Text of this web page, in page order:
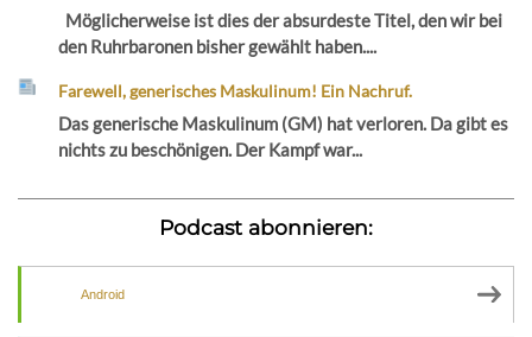
Möglicherweise ist dies der absurdeste Titel, den wir bei
den Ruhrbaronen bisher gewählt haben....
Farewell, generisches Maskulinum! Ein Nachruf.
Das generische Maskulinum (GM) hat verloren. Da gibt es
nichts zu beschönigen. Der Kampf war...
Podcast abonnieren:
Android